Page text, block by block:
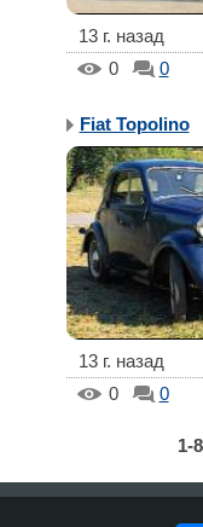
13 г. назад
0
0
Fiat Topolino
13 г. назад
0
0
1-8